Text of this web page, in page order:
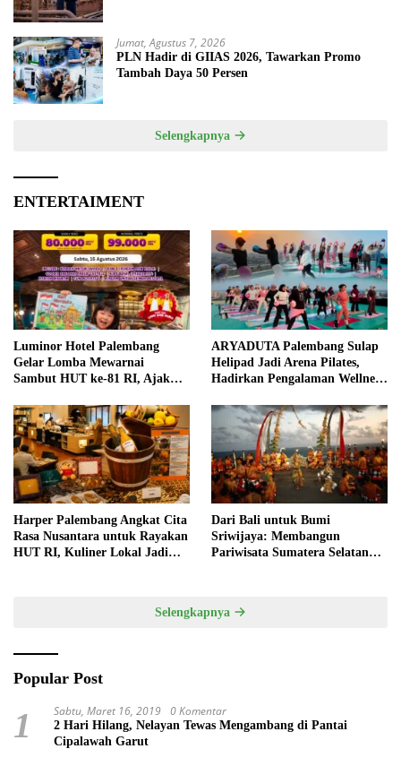
Jumat, Agustus 7, 2026
PLN Hadir di GIIAS 2026, Tawarkan Promo
Tambah Daya 50 Persen
Selengkapnya
ENTERTAIMENT
Luminor Hotel Palembang
Gelar Lomba Mewarnai
Sambut HUT ke-81 RI, Ajak
ARYADUTA Palembang Sulap
Helipad Jadi Arena Pilates,
Hadirkan Pengalaman Wellness
Harper Palembang Angkat Cita
Rasa Nusantara untuk Rayakan
HUT RI, Kuliner Lokal Jadi
Dari Bali untuk Bumi
Sriwijaya: Membangun
Pariwisata Sumatera Selatan
Selengkapnya
Popular Post
1 Sabtu, Maret 16, 2019 0 Komentar
2 Hari Hilang, Nelayan Tewas Mengambang di Pantai
Cipalawah Garut